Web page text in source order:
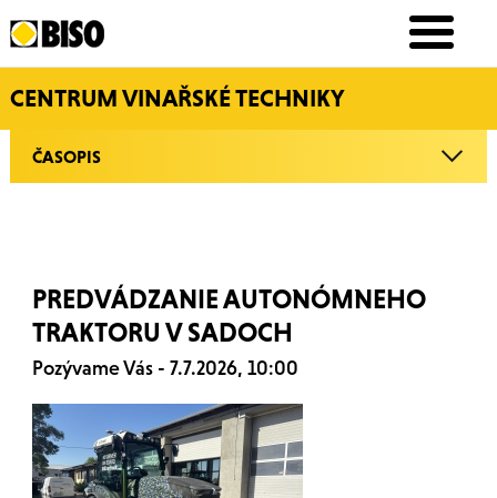
CENTRUM VINAŘSKÉ TECHNIKY
ČASOPIS
PREDVÁDZANIE AUTONÓMNEHO
TRAKTORU V SADOCH
Pozývame Vás - 7.7.2026, 10:00